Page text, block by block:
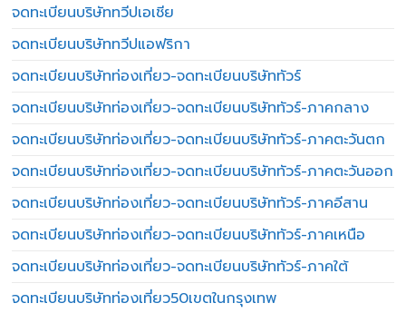
จดทะเบียนบริษัททวีปเอเชีย
จดทะเบียนบริษัททวีปแอฟริกา
จดทะเบียนบริษัทท่องเที่ยว-จดทะเบียนบริษัททัวร์
จดทะเบียนบริษัทท่องเที่ยว-จดทะเบียนบริษัททัวร์-ภาคกลาง
จดทะเบียนบริษัทท่องเที่ยว-จดทะเบียนบริษัททัวร์-ภาคตะวันตก
จดทะเบียนบริษัทท่องเที่ยว-จดทะเบียนบริษัททัวร์-ภาคตะวันออก
จดทะเบียนบริษัทท่องเที่ยว-จดทะเบียนบริษัททัวร์-ภาคอีสาน
จดทะเบียนบริษัทท่องเที่ยว-จดทะเบียนบริษัททัวร์-ภาคเหนือ
จดทะเบียนบริษัทท่องเที่ยว-จดทะเบียนบริษัททัวร์-ภาคใต้
จดทะเบียนบริษัทท่องเที่ยว50เขตในกรุงเทพ